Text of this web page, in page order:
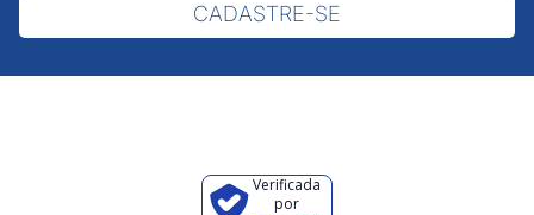
CADASTRE-SE
Verificada
por